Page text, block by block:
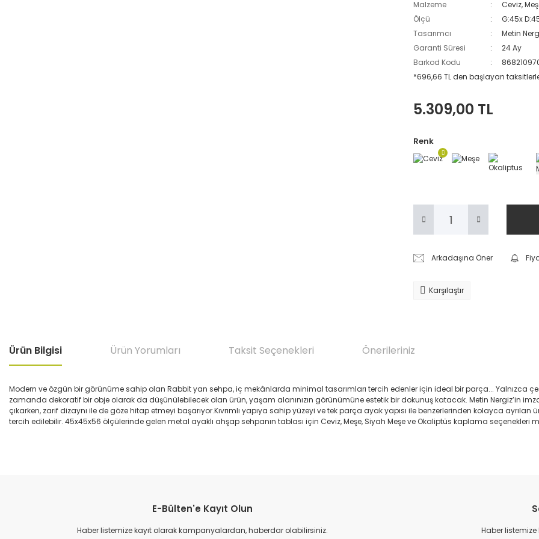
Malzeme
Ceviz,
Ölçü
G:45x
Tasarımcı
Metin
Garanti Süresi
24 Ay
Barkod Kodu
*696,66 TL den başlayan
5.309,00 TL
Renk
Arkadaşına Öner
Karşılaştır
Ürün Bilgisi Ürün Yorumları Taksit Seçenekleri Önerileriniz
Modern ve özgün bir görünüme sahip olan Rabbit yan sehpa, iç mekânlarda minimal tasarımları tercih edenler için ideal bir parça... Yalnızca
zamanda dekoratif bir obje olarak da düşünülebilecek olan ürün, yaşam alanınızın görünümüne estetik bir dokunuş katacak. Metin Nergiz’in
çıkarken, zarif dizaynı ile de göze hitap etmeyi başarıyor.Kıvrımlı yapıya sahip yüzeyi ve tek parça ayak yapısı ile benzerlerinden kolayca
tercih edilebilir. 45x45x56 ölçülerinde gelen metal ayaklı ahşap sehpanın tablası için Ceviz, Meşe, Siyah Meşe ve Okaliptüs kaplama seçenekleri
Ürün resmi kalitesiz, bozuk veya görüntülenemiyor.
Ürün açıklamasında eksik bilgiler bulunuyor.
E-Bülten'e Kayıt Olun
Haber listemize kayıt olarak kampanyalardan, haberdar olabilirsiniz. Haber